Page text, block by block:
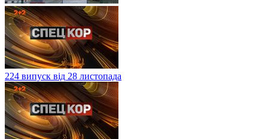
224 випуск від 28 листопада